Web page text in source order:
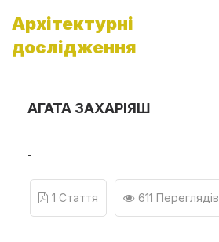
Архітектурні
дослідження
АГАТА ЗАХАРІЯШ
-
1 Стаття 611 Переглядів